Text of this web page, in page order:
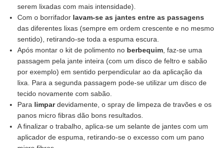
serem lixadas com mais intensidade).
Com o borrifador lavam-se as jantes entre as passagens
das diferentes lixas (sempre em ordem crescente e no mesmo
sentido), retirando-se toda a espuma escura.
Após montar o kit de polimento no berbequim , faz-se uma
passagem pela jante inteira (com um disco de feltro e sabão
por exemplo) em sentido perpendicular ao da aplicação da
lixa. Para a segunda passagem pode-se utilizar um disco de
tecido novamente com sabão.
Para limpardevidamente, o spray de limpeza de travões e os
panos micro fibras dão bons resultados.
A finalizar o trabalho, aplica-se um selante de jantes com um
aplicador de espuma, retirando-se o excesso com um pano